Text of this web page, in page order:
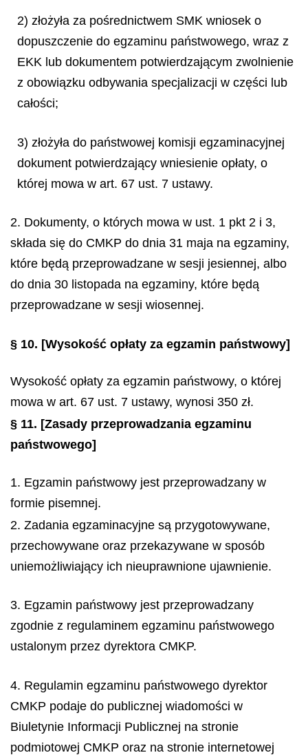
2) złożyła za pośrednictwem SMK wniosek o
dopuszczenie do egzaminu państwowego, wraz z
EKK lub dokumentem potwierdzającym zwolnienie
z obowiązku odbywania specjalizacji w części lub
całości;
3) złożyła do państwowej komisji egzaminacyjnej
dokument potwierdzający wniesienie opłaty, o
której mowa w art. 67 ust. 7 ustawy.
2. Dokumenty, o których mowa w ust. 1 pkt 2 i 3,
składa się do CMKP do dnia 31 maja na egzaminy,
które będą przeprowadzane w sesji jesiennej, albo
do dnia 30 listopada na egzaminy, które będą
przeprowadzane w sesji wiosennej.
§ 10. [Wysokość opłaty za egzamin państwowy]
Wysokość opłaty za egzamin państwowy, o której
mowa w art. 67 ust. 7 ustawy, wynosi 350 zł.
§ 11. [Zasady przeprowadzania egzaminu
państwowego]
1. Egzamin państwowy jest przeprowadzany w
formie pisemnej.
2. Zadania egzaminacyjne są przygotowywane,
przechowywane oraz przekazywane w sposób
uniemożliwiający ich nieuprawnione ujawnienie.
3. Egzamin państwowy jest przeprowadzany
zgodnie z regulaminem egzaminu państwowego
ustalonym przez dyrektora CMKP.
4. Regulamin egzaminu państwowego dyrektor
CMKP podaje do publicznej wiadomości w
Biuletynie Informacji Publicznej na stronie
podmiotowej CMKP oraz na stronie internetowej